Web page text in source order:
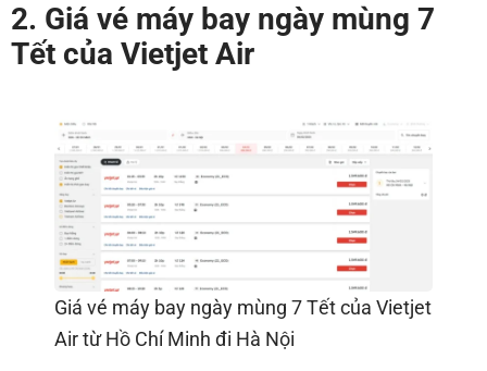
2. Giá vé máy bay ngày mùng 7
Tết của Vietjet Air
Giá vé máy bay ngày mùng 7 Tết của Vietjet
Air từ Hồ Chí Minh đi Hà Nội